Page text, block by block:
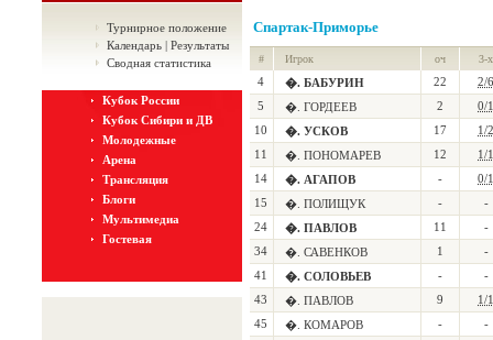
Турнирное положение
Календарь | Результаты
Сводная статистика
Кубок России
Кубок Сибири и ДВ
Молодежные
Арена
Трансляция
Блоги
Мультимедиа
Гостевая
Спартак-Приморье
# Игрок оч 3-х
4 �. БАБУРИН 22
2/6
5
�. ГОРДЕЕВ 2
0/1
10
�. УСКОВ 17
1/2
11
�. ПОНОМАРЕВ 12
1/1
14
�. АГАПОВ -
0/1
15
�. ПОЛИЩУК -
-
24
�. ПАВЛОВ 11
-
34
�. САВЕНКОВ 1
-
41
�. СОЛОВЬЕВ -
-
43
�. ПАВЛОВ 9
1/1
45
�. КОМАРОВ -
-